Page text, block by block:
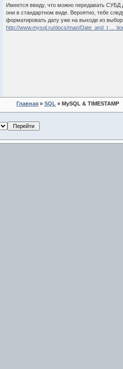
Имеется ввиду, что можно передавать
они в стандартном виде. Вероятно, тебе
форматировать дату уже на выходе из
http://www.mysql.ru/docs/man/Date_and_t …
Главная » SQL » MySQL & TIMESTAMP